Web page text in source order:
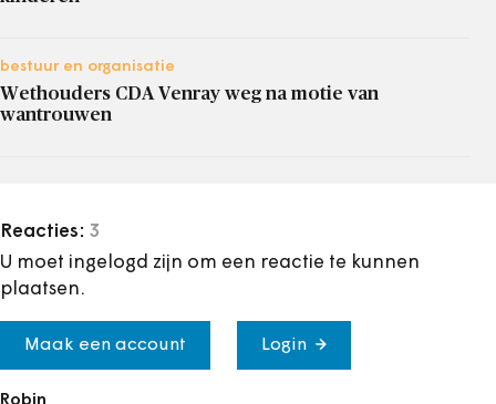
bestuur en organisatie
Wethouders CDA Venray weg na motie van
wantrouwen
Reacties: 3
U moet ingelogd zijn om een reactie te kunnen
plaatsen.
Maak een account Login